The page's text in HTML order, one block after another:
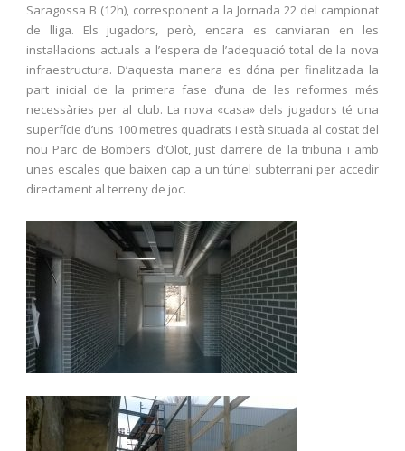
Saragossa B (12h), corresponent a la Jornada 22 del campionat
de lliga. Els jugadors, però, encara es canviaran en les
instal·lacions actuals a l’espera de l’adequació total de la nova
infraestructura. D’aquesta manera es dóna per finalitzada la
part inicial de la primera fase d’una de les reformes més
necessàries per al club. La nova «casa» dels jugadors té una
superfície d’uns 100 metres quadrats i està situada al costat del
nou Parc de Bombers d’Olot, just darrere de la tribuna i amb
unes escales que baixen cap a un túnel subterrani per accedir
directament al terreny de joc.